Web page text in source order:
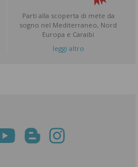
Parti alla scoperta di mete da
sogno nel Mediterraneo, Nord
Europa e Caraibi
leggi altro